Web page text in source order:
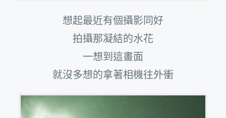
想起最近有個攝影同好
拍攝那凝結的水花
一想到這畫面
就沒多想的拿著相機往外衝